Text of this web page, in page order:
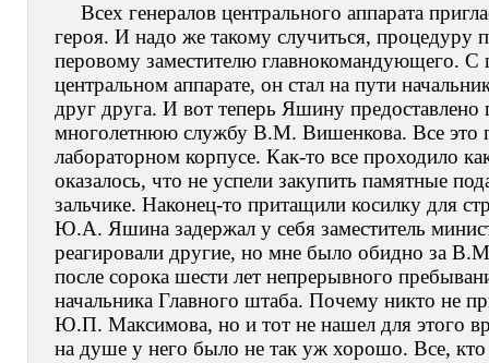
Всех генералов центрального аппарата
героя. И надо же такому случиться,
перовому заместителю главнокомандующего. С
центральном аппарате, он стал на пути
друг друга. И вот теперь Яшину предоставлено
многолетнюю службу В.М. Вишенкова. Все это
лабораторном корпусе. Как-то все проходило
оказалось, что не успели закупить памятные
зальчике. Наконец-то притащили косилку для
Ю.А. Яшина задержал у себя заместитель
реагировали другие, но мне было обидно за
после сорока шести лет непрерывного
начальника Главного штаба. Почему никто не
Ю.П. Максимова, но и тот не нашел для этого
на душе у него было не так уж хорошо. Все,